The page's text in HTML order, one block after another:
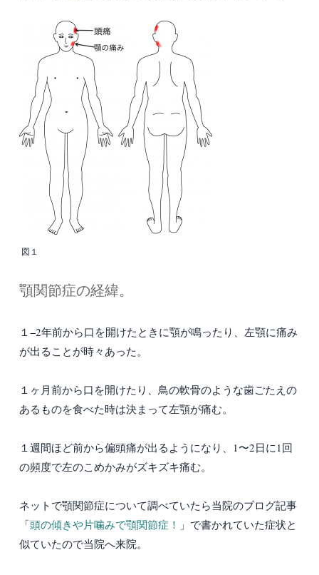
図１
顎関節症の経緯。
１−2年前から口を開けたときに顎が鳴ったり、左顎に痛み
が出ることが時々あった。
１ヶ月前から口を開けたり、鳥の軟骨のような歯ごたえの
あるものを食べた時は決まって左顎が痛む。
１週間ほど前から偏頭痛が出るようになり、1〜2日に1回
の頻度で左のこめかみがズキズキ痛む。
ネットで顎関節症について調べていたら当院のブログ記事
「頭の傾きや片噛みで顎関節症！ 」で書かれていた症状と
似ていたので当院へ来院。